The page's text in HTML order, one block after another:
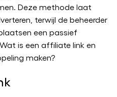
Deze methode laat
terwijl de beheerder
een passief
is een affiliate link en
maken?